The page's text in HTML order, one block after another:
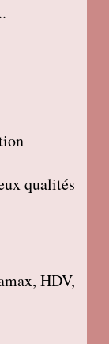
qualités
HDV,